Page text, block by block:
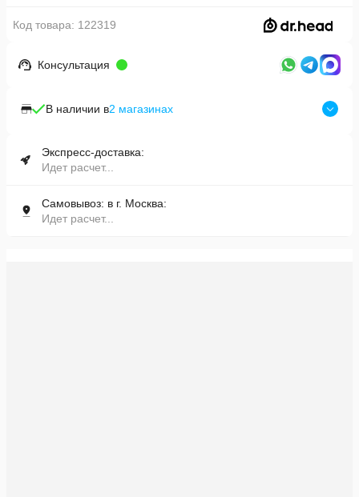
Код товара: 122319
Консультация
В наличии в2 магазинах
Экспресс-доставка:
Идет расчет...
Самовывоз: в г. Москва:
Идет расчет...